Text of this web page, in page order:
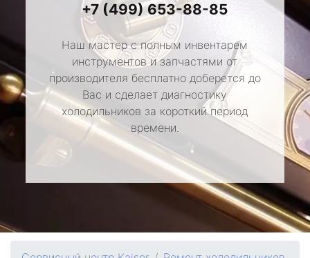
+7 (499) 653-88-85
Наш мастер с полным инвентарем
инструментов и запчастями от
производителя бесплатно доберется до
Вас и сделает диагностику
холодильников за короткий период
времени.